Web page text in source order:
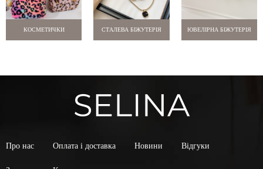
КОСМЕТИЧКИ СТАЛЕВА БІЖУТЕРІЯ ЮВЕЛІРНА БІЖУТЕРІЯ
Про нас Оплата і доставка Новини Відгуки